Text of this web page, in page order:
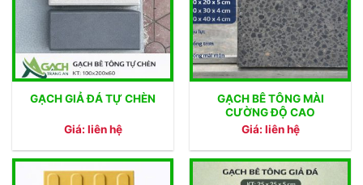
GẠCH GIẢ ĐÁ TỰ CHÈN
Giá: liên hệ
GẠCH BÊ TÔNG MÀI
CƯỜNG ĐỘ CAO
Giá: liên hệ